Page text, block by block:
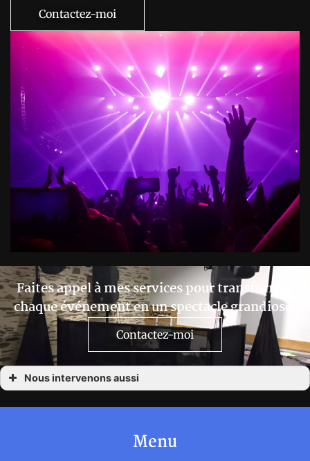
Contactez-moi
Faites appel à mes services pour transformer
chaque événement en un spectacle grandiose.
Contactez-moi
Nous intervenons aussi
Location matériel événementiel Bressuire
Location matériel événementiel La Roche Sur Yon
Location matériel événementiel La Rochelle
Menu